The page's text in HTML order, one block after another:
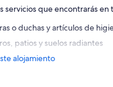
servicios que encontrarás
o duchas y artículos de
patios y suelos radiantes
alojamiento